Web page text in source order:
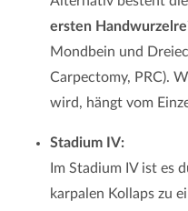
ersten
Mondbein und
Carpectomy, PRC).
wird, hängt vom
Stadium IV:
Im Stadium IV ist es
karpalen Kollaps zu